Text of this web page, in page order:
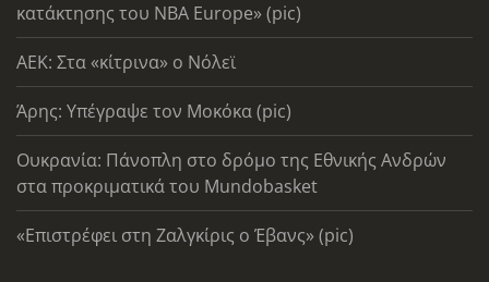
κατάκτησης του ΝΒΑ Europe» (pic)
AEK: Στα «κίτρινα» ο Νόλεϊ
Άρης: Υπέγραψε τον Μοκόκα (pic)
Ουκρανία: Πάνοπλη στο δρόμο της Εθνικής Ανδρών
στα προκριματικά του Mundobasket
«Επιστρέφει στη Ζαλγκίρις ο Έβανς» (pic)